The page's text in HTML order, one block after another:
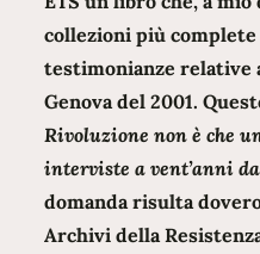
collezioni più
testimonianze relative
Genova del 2001.
Rivoluzione non è che
interviste a vent’anni
domanda risulta
Archivi della